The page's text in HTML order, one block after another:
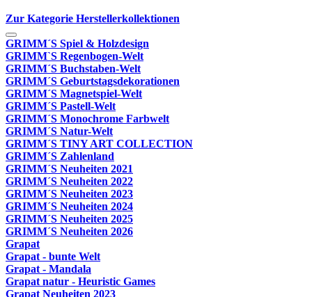
Zur Kategorie Herstellerkollektionen
GRIMM´S Spiel & Holzdesign
GRIMM`S Regenbogen-Welt
GRIMM´S Buchstaben-Welt
GRIMM´S Geburtstagsdekorationen
GRIMM´S Magnetspiel-Welt
GRIMM´S Pastell-Welt
GRIMM´S Monochrome Farbwelt
GRIMM´S Natur-Welt
GRIMM´S TINY ART COLLECTION
GRIMM´S Zahlenland
GRIMM´S Neuheiten 2021
GRIMM´S Neuheiten 2022
GRIMM´S Neuheiten 2023
GRIMM´S Neuheiten 2024
GRIMM´S Neuheiten 2025
GRIMM´S Neuheiten 2026
Grapat
Grapat - bunte Welt
Grapat - Mandala
Grapat natur - Heuristic Games
Grapat Neuheiten 2023